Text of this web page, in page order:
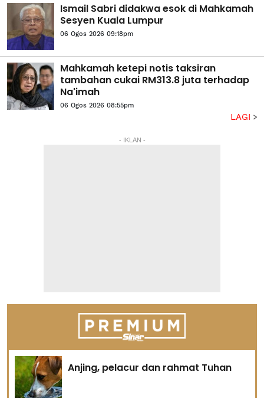
Ismail Sabri didakwa esok di Mahkamah
Sesyen Kuala Lumpur
06 Ogos 2026 09:18pm
Mahkamah ketepi notis taksiran
tambahan cukai RM313.8 juta terhadap
Na'imah
06 Ogos 2026 08:55pm
LAGI
- IKLAN -
Anjing, pelacur dan rahmat Tuhan